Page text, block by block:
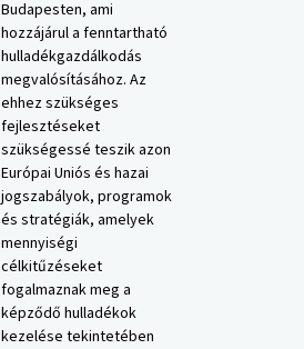
Budapesten, ami
hozzájárul a fenntartható
hulladékgazdálkodás
megvalósításához. Az
ehhez szükséges
fejlesztéseket
szükségessé teszik azon
Európai Uniós és hazai
jogszabályok, programok
és stratégiák, amelyek
mennyiségi
célkitűzéseket
fogalmaznak meg a
képződő hulladékok
kezelése tekintetében